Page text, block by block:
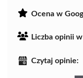
Ocena w
Liczba opinii
Czytaj opinie: